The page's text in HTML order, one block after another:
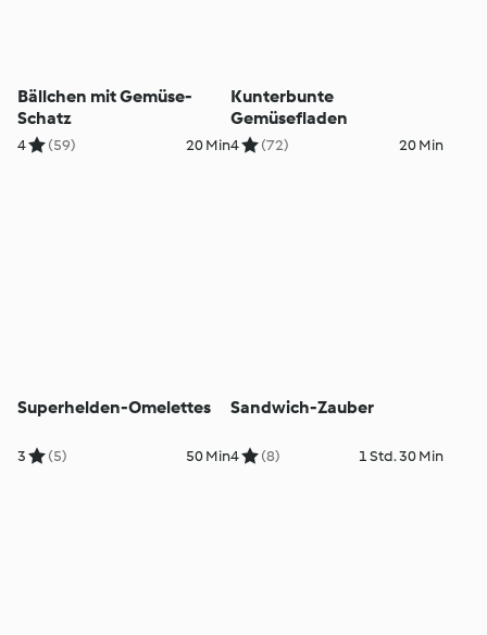
Bällchen mit Gemüse-
Schatz
4 (59) 20 Min
Kunterbunte
Gemüsefladen
4 (72) 20 Min
Superhelden-Omelettes
3 (5) 50 Min
Sandwich-Zauber
4 (8) 1 Std. 30 Min